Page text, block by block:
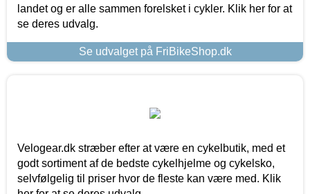
landet og er alle sammen forelsket i cykler. Klik her for at
se deres udvalg.
Se udvalget på FriBikeShop.dk
Velogear.dk stræber efter at være en cykelbutik, med et
godt sortiment af de bedste cykelhjelme og cykelsko,
selvfølgelig til priser hvor de fleste kan være med. Klik